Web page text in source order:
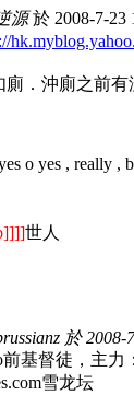
源於 2008-7-23
廁．沖廁之前
o yes , really
世人
於 2008-
前基督徒，主
雪龙坛